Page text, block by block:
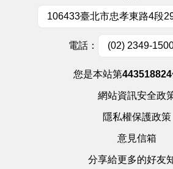
106433臺北市忠孝東路4段
電話： (02) 2349-
您是本站第443518824
網站資訊安全政
隱私權保護政策
意見信箱
分享給更多的好友